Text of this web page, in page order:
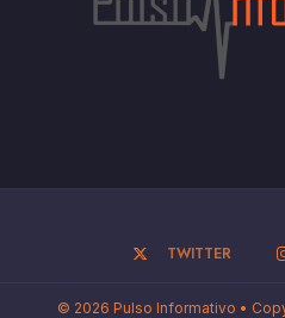
TWITTER
© 2026 Pulso Informativo •